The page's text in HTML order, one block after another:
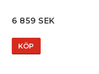
6 859 SEK
KÖP